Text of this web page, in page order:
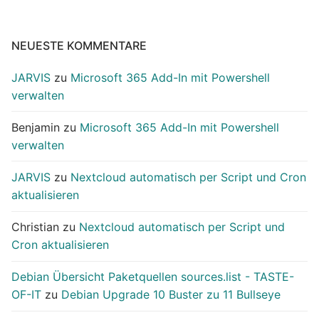
NEUESTE KOMMENTARE
JARVIS zu Microsoft 365 Add-In mit Powershell
verwalten
Benjamin zu Microsoft 365 Add-In mit Powershell
verwalten
JARVIS zu Nextcloud automatisch per Script und Cron
aktualisieren
Christian zu Nextcloud automatisch per Script und
Cron aktualisieren
Debian Übersicht Paketquellen sources.list - TASTE-
OF-IT zu Debian Upgrade 10 Buster zu 11 Bullseye